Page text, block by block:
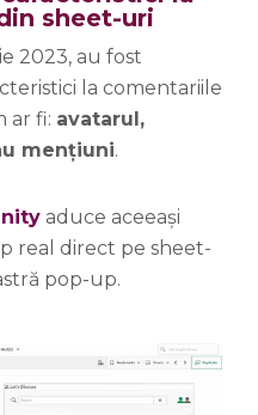
sheet-uri
2023, au fost
la comentariile
ar fi: avatarul,
mențiuni.
aduce aceeași
real direct pe sheet-
pop-up.